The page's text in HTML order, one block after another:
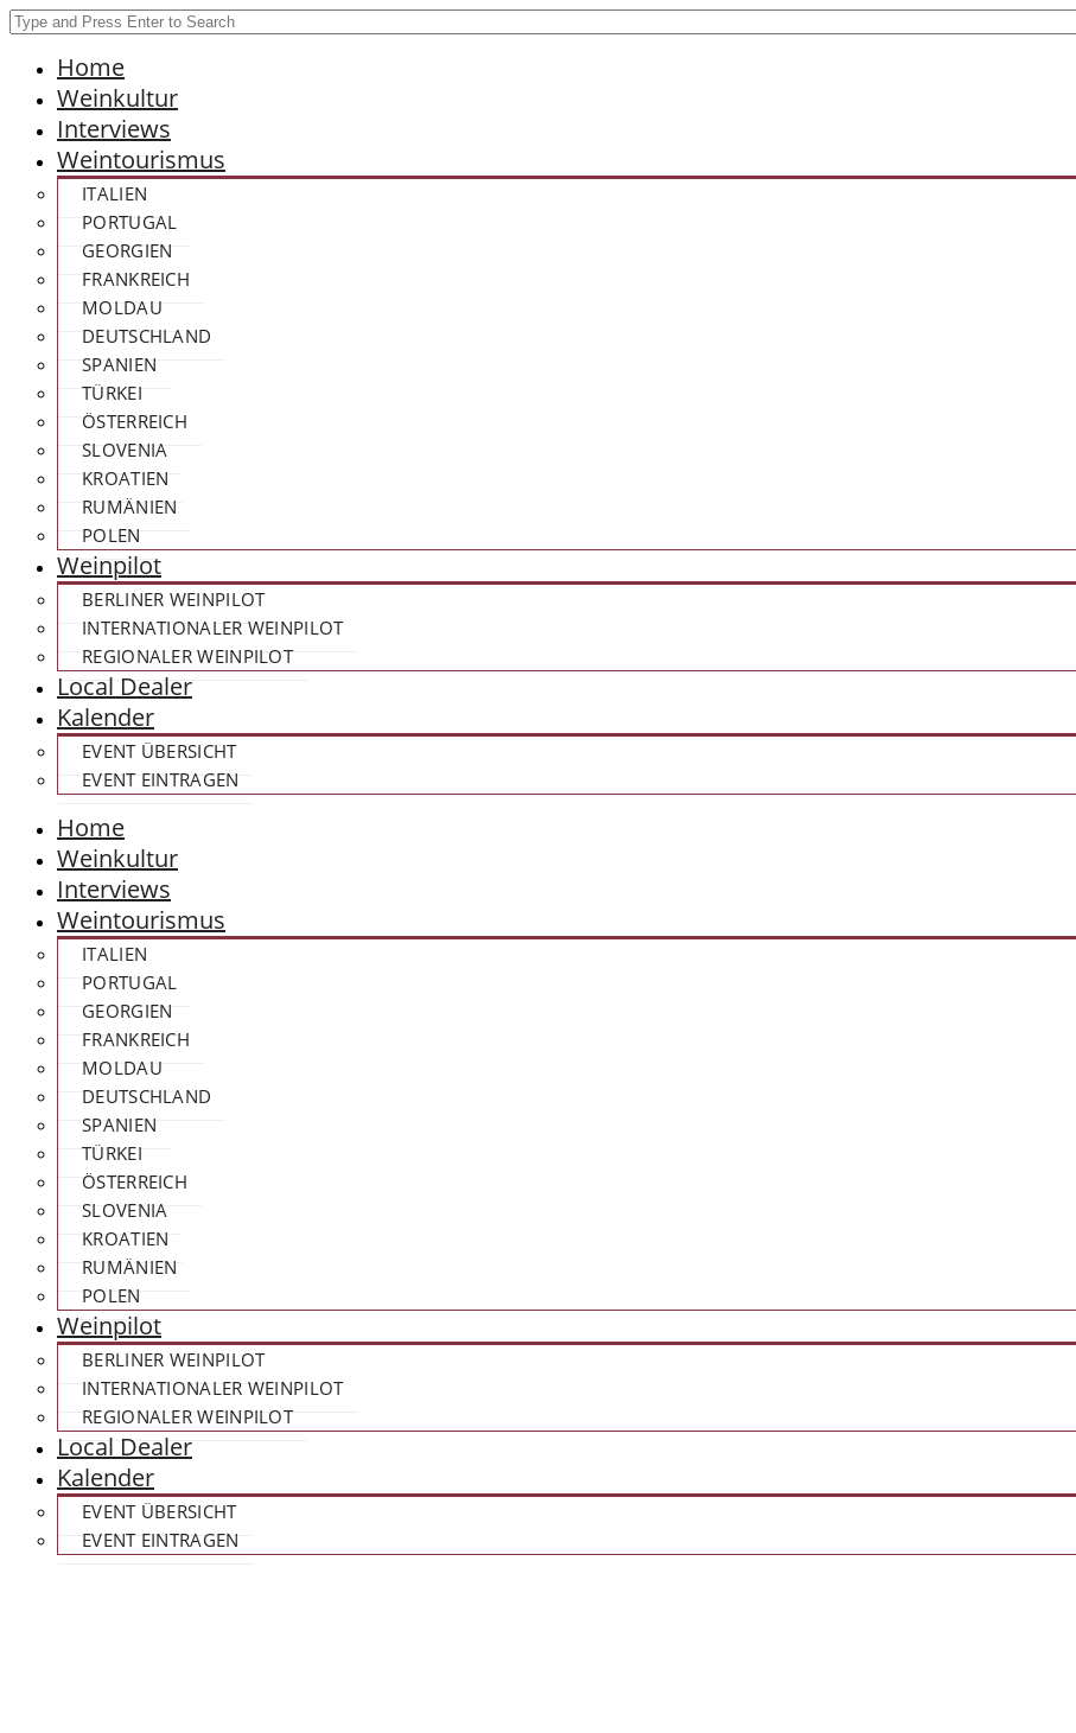
Home
Weinkultur
Interviews
Weintourismus
ITALIEN
PORTUGAL
GEORGIEN
FRANKREICH
MOLDAU
DEUTSCHLAND
SPANIEN
TÜRKEI
ÖSTERREICH
SLOVENIA
KROATIEN
RUMÄNIEN
POLEN
Weinpilot
BERLINER WEINPILOT
INTERNATIONALER WEINPILOT
REGIONALER WEINPILOT
Local Dealer
Kalender
EVENT ÜBERSICHT
EVENT EINTRAGEN
Home
Weinkultur
Interviews
Weintourismus
ITALIEN
PORTUGAL
GEORGIEN
FRANKREICH
MOLDAU
DEUTSCHLAND
SPANIEN
TÜRKEI
ÖSTERREICH
SLOVENIA
KROATIEN
RUMÄNIEN
POLEN
Weinpilot
BERLINER WEINPILOT
INTERNATIONALER WEINPILOT
REGIONALER WEINPILOT
Local Dealer
Kalender
EVENT ÜBERSICHT
EVENT EINTRAGEN